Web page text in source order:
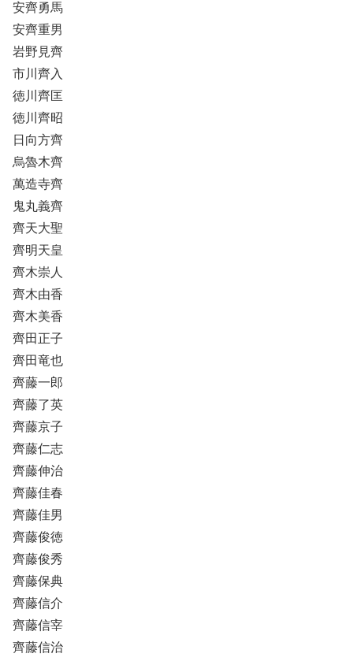
安齊勇馬
安齊重男
岩野見齊
市川齊入
徳川齊匡
徳川齊昭
日向方齊
烏魯木齊
萬造寺齊
鬼丸義齊
齊天大聖
齊明天皇
齊木崇人
齊木由香
齊木美香
齊田正子
齊田竜也
齊藤一郎
齊藤了英
齊藤京子
齊藤仁志
齊藤伸治
齊藤佳春
齊藤佳男
齊藤俊徳
齊藤俊秀
齊藤保典
齊藤信介
齊藤信宰
齊藤信治